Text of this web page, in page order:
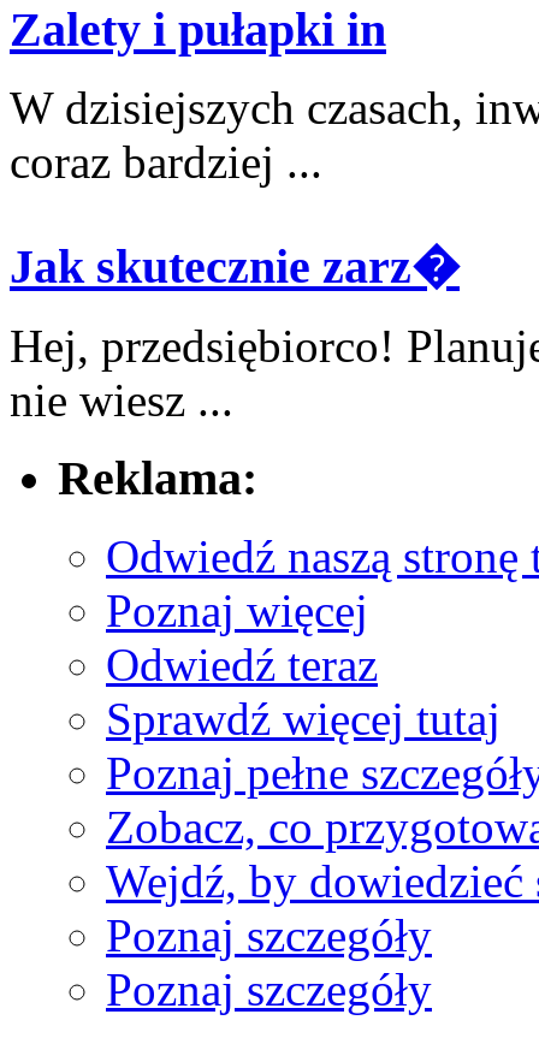
Zalety i pułapki in
W dzisiejszych‍ czasach,
coraz ‌bardziej ...
Jak skutecznie zarz�
Hej, przedsiębiorco!
nie wiesz ...
Reklama:
Odwiedź naszą stronę
Poznaj więcej
Odwiedź teraz
Sprawdź więcej tutaj
Poznaj pełne
Zobacz, co
Wejdź, by dowiedzieć
Poznaj szczegóły
Poznaj szczegóły